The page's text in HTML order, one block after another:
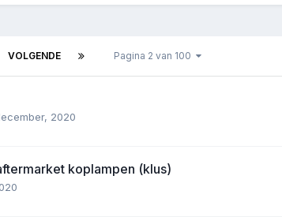
VOLGENDE Pagina 2 van 100
2020
koplampen (klus)